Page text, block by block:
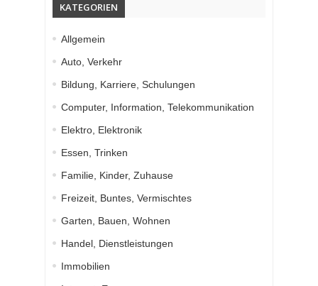
KATEGORIEN
Allgemein
Auto, Verkehr
Bildung, Karriere, Schulungen
Computer, Information, Telekommunikation
Elektro, Elektronik
Essen, Trinken
Familie, Kinder, Zuhause
Freizeit, Buntes, Vermischtes
Garten, Bauen, Wohnen
Handel, Dienstleistungen
Immobilien